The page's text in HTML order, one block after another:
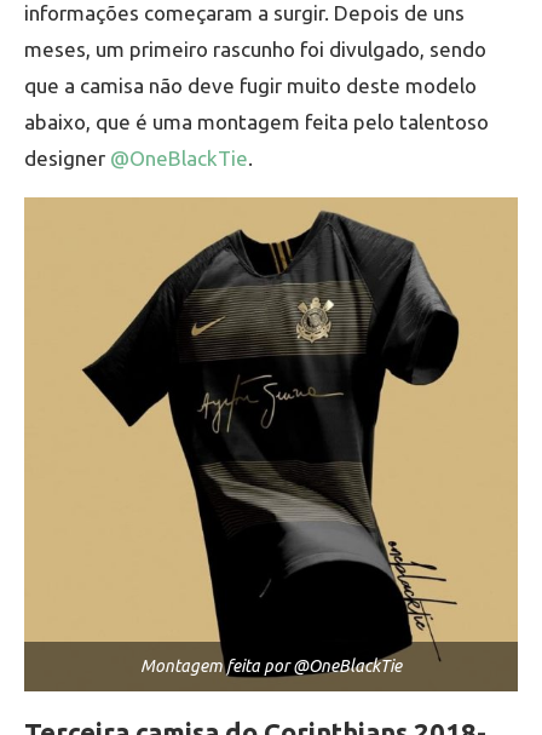
informações começaram a surgir. Depois de uns
meses, um primeiro rascunho foi divulgado, sendo
que a camisa não deve fugir muito deste modelo
abaixo, que é uma montagem feita pelo talentoso
designer @OneBlackTie.
Montagem feita por @OneBlackTie